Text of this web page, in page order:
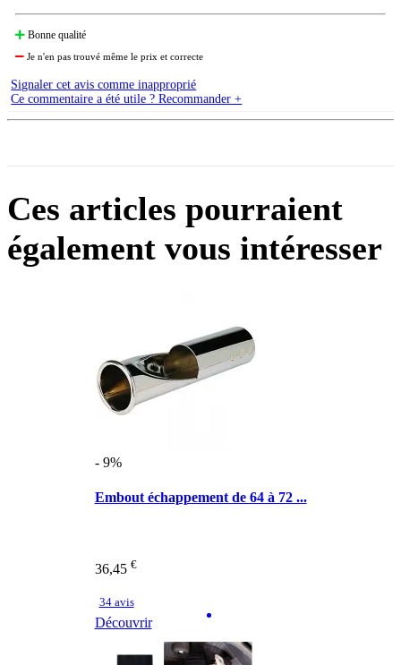
Bonne qualité
Je n'en pas trouvé même le prix et correcte
Signaler cet avis comme inapproprié
Ce commentaire a été utile ? Recommander +
Ces articles pourraient
également vous intéresser
- 9%
Embout échappement de 64 à 72 ...
36,45 €
34 avis
Découvrir